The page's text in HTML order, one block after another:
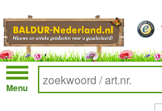
Menu